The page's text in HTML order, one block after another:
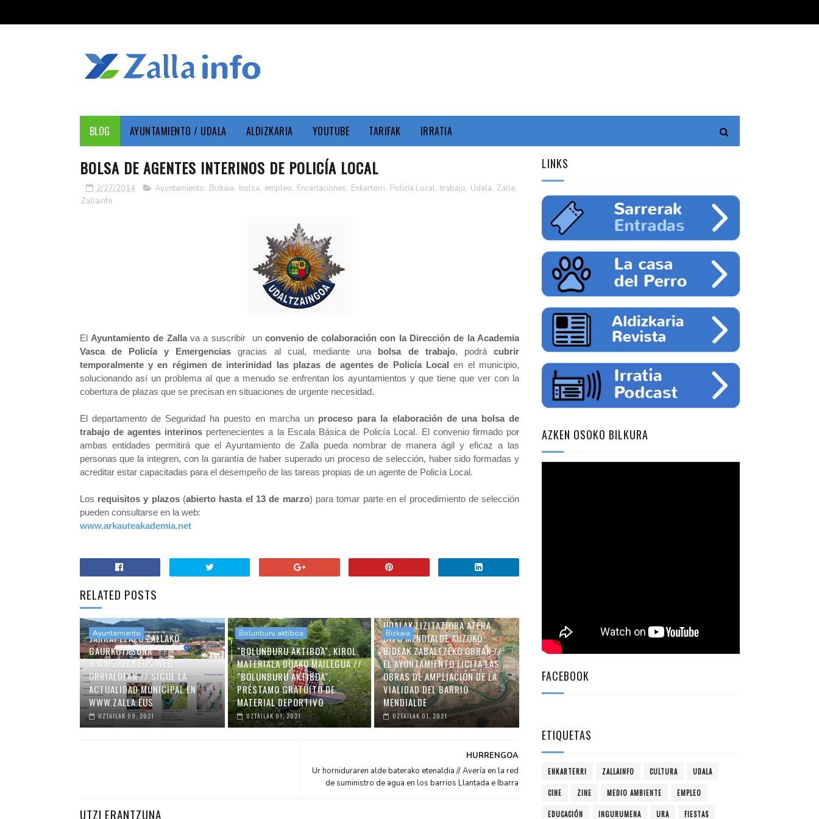
BLOG AYUNTAMIENTO / UDALA ALDIZKARIA YOUTUBE TARIFAK IRRATIA
BOLSA DE AGENTES INTERINOS DE POLICÍA LOCAL
2/27/2014 Ayuntamiento, Bizkaia, bolsa, empleo, Encartaciones, Enkarterri, Policía Local, trabajo, Udala, Zalla,
Zallainfo
El Ayuntamiento de Zallava a suscribir unconvenio de colaboración con la Dirección de la Academia
Vasca de Policía y Emergencias gracias al cual, mediante una bolsa de trabajo, podrácubrir
temporalmente y en régimen de interinidad las plazas de agentes de Policía Local en el municipio,
solucionando así un problema al que a menudo se enfrentan los ayuntamientos y que tiene que ver con la
cobertura de plazas que se precisan en situaciones de urgente necesidad.
El departamento de Seguridad ha puesto en marcha un proceso para la elaboración de una bolsa de
trabajo de agentes interinos pertenecientes a la Escala Básica de Policía Local. El convenio firmado por
ambas entidades permitirá que el Ayuntamiento de Zalla pueda nombrar de manera ágil y eficaz a las
personas que la integren, con la garantía de haber superado un proceso de selección, haber sido formadas y
acreditar estar capacitadas para el desempeño de las tareas propias de un agente de Policía Local.
Los requisitos y plazos(abierto hasta el 13 de marzo) para tomar parte en el procedimiento de selección
pueden consultarse en la web:
www.arkauteakademia.net
RELATED POSTS
Ayuntamiento
JARRAI EZAZU ZALLAKO
GAURKOTASUNA
WWW.ZALLA.EUS WEB
ORRIALDEAN // SIGUE LA
ACTUALIDAD MUNICIPAL EN
WWW.ZALLA.EUS
UZTAILAK 09, 2021
Bolunburu aktiboa
"BOLUNBURU AKTIBOA", KIROL
MATERIALA DOAKO MAILEGUA //
"BOLUNBURU AKTIBOA",
PRÉSTAMO GRATUITO DE
MATERIAL DEPORTIVO
UZTAILAK 01, 2021
Bizkaia
UDALAK LIZITAZIORA ATERA
DITU MENDIALDE AUZOKO
BIDEAK ZABALTZEKO OBRAK //
EL AYUNTAMIENTO LICITA LAS
OBRAS DE AMPLIACIÓN DE LA
VIALIDAD DEL BARRIO
MENDIALDE
UZTAILAK 01, 2021
HURRENGOA
Ur horniduraren alde baterako etenaldia // Avería en la red
de suministro de agua en los barrios Llantada e Ibarra
UTZI ERANTZUNA
LINKS
AZKEN OSOKO BILKURA
FACEBOOK
ETIQUETAS
ENKARTERRI ZALLAINFO CULTURA UDALA
CINE ZINE MEDIO AMBIENTE EMPLEO
EDUCACIÓN INGURUMENA URA FIESTAS